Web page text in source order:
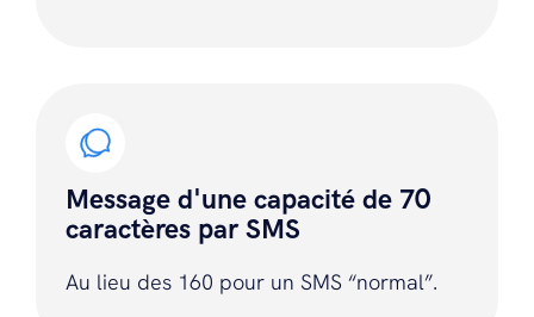
Message d'une capacité de 70
caractères par SMS
Au lieu des 160 pour un SMS “normal”.